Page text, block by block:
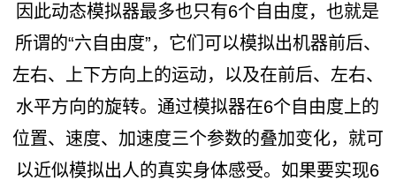
因此动态模拟器最多也只有6个自由度，也就是
所谓的“六自由度”，它们可以模拟出机器前后、
左右、上下方向上的运动，以及在前后、左右、
水平方向的旋转。通过模拟器在6个自由度上的
位置、速度、加速度三个参数的叠加变化，就可
以近似模拟出人的真实身体感受。如果要实现6